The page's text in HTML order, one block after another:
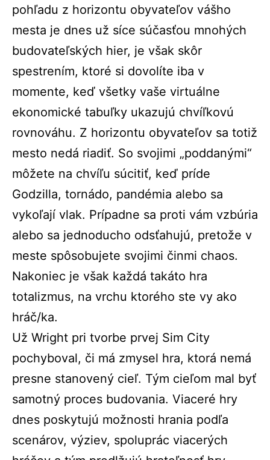
pohľadu z horizontu obyvateľov vášho
mesta je dnes už síce súčasťou mnohých
budovateľských hier, je však skôr
spestrením, ktoré si dovolíte iba v
momente, keď všetky vaše virtuálne
ekonomické tabuľky ukazujú chvíľkovú
rovnováhu. Z horizontu obyvateľov sa totiž
mesto nedá riadiť. So svojimi „poddanými“
môžete na chvíľu súcitiť, keď príde
Godzilla, tornádo, pandémia alebo sa
vykoľají vlak. Prípadne sa proti vám vzbúria
alebo sa jednoducho odsťahujú, pretože v
meste spôsobujete svojimi činmi chaos.
Nakoniec je však každá takáto hra
totalizmus, na vrchu ktorého ste vy ako
hráč/ka.
Už Wright pri tvorbe prvej Sim City
pochyboval, či má zmysel hra, ktorá nemá
presne stanovený cieľ. Tým cieľom mal byť
samotný proces budovania. Viaceré hry
dnes poskytujú možnosti hrania podľa
scenárov, výziev, spoluprác viacerých